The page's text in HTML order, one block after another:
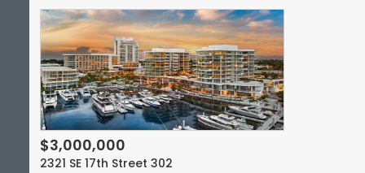
$3,000,000
2321 SE 17th Street 302